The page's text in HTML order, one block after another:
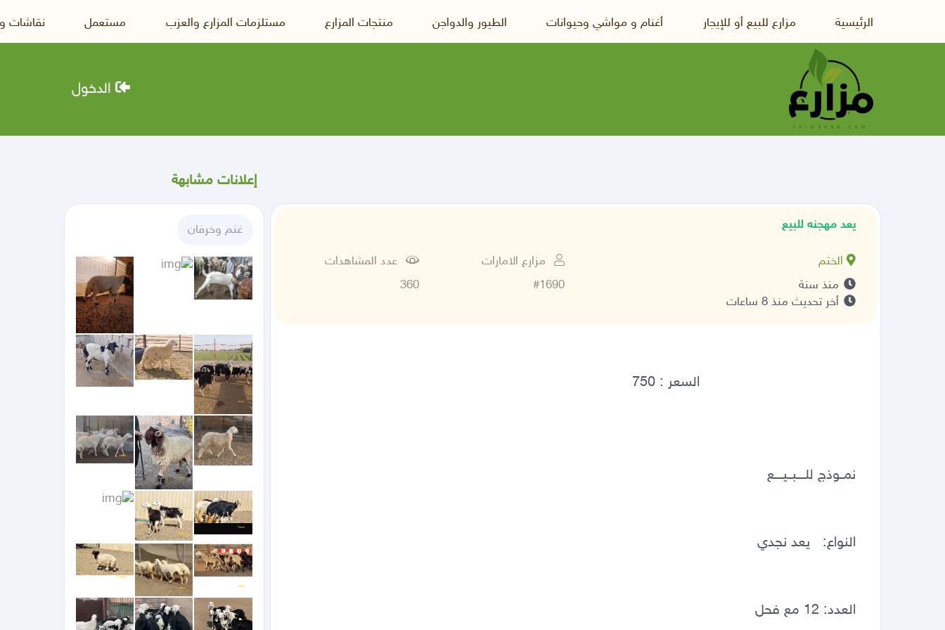
الرئيسية مزارع للبيع أو للإيجار أغنام و مواشي وحيوانات الطيور والدواجن منتجات المزارع مستلزمات المزارع والعزب مستعمل نقاشات
الدخول
إعلانات مشابهة
يعد مهجنه للبيع
الختم
منذ سنة
أخر تحديث منذ 8 ساعات
مزارع الامارات
#1690
عدد المشاهدات
360
نمــوذج للــــبــيــــع
النواع:   يعد نجدي
العدد: 12 مع فحل
غنم وخرفان